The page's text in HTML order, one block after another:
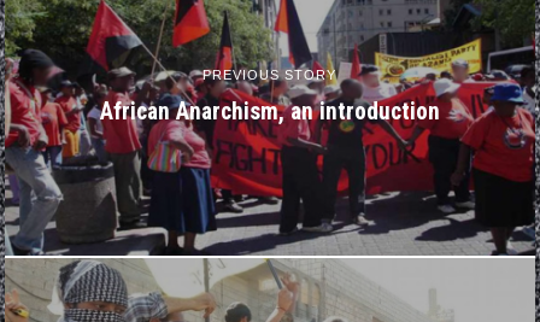
PREVIOUS STORY
African Anarchism, an introduction